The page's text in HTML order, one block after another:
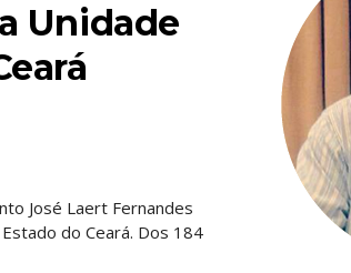
Unidade
José Laert Fernandes
do Ceará. Dos 184